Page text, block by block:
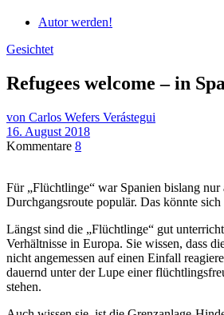
Autor werden!
Gesichtet
Refugees welcome – in
von Carlos Wefers Verástegui
16. August 2018
Kommentare 8
Für „Flüchtlinge“ war Spanien bislang
Durchgangsroute populär. Das könnte sich
Längst sind die „Flüchtlinge“ gut
Verhältnisse in Europa. Sie wissen, dass
nicht angemessen auf einen Einfall
dauernd unter der Lupe einer
stehen.